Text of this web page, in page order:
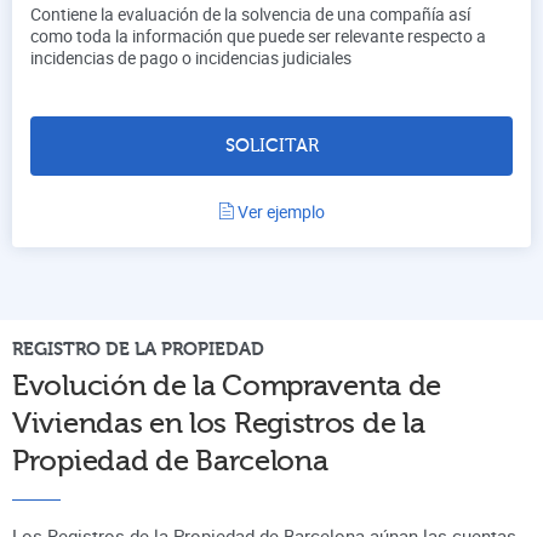
Contiene la evaluación de la solvencia de una compañía así
como toda la información que puede ser relevante respecto a
incidencias de pago o incidencias judiciales
SOLICITAR
Ver ejemplo
REGISTRO DE LA PROPIEDAD
Evolución de la Compraventa de
Viviendas en los Registros de la
Propiedad de Barcelona